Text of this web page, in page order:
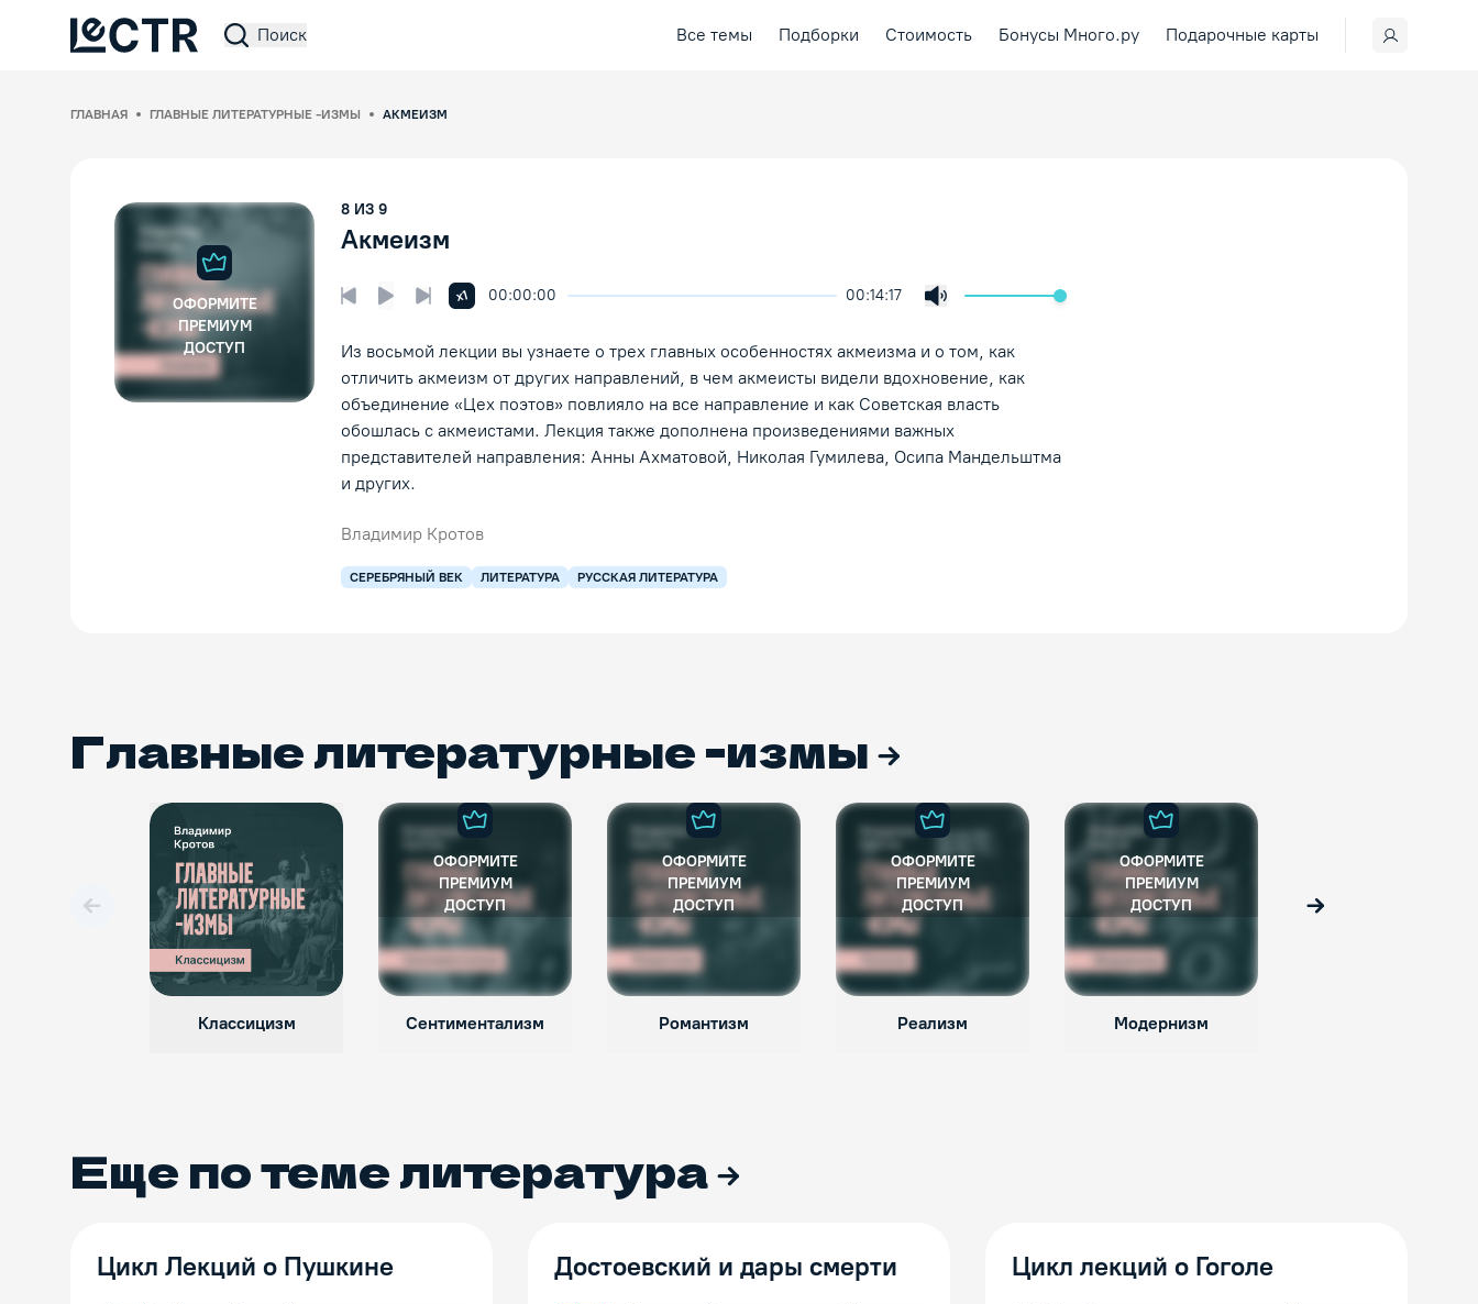
Поиск Все темы Подборки Стоимость Бонусы Много.ру Подарочные карты
ГЛАВНАЯ ГЛАВНЫЕ ЛИТЕРАТУРНЫЕ -ИЗМЫ АКМЕИЗМ
ОФОРМИТЕ
ПРЕМИУМ
ДОСТУП
8 ИЗ 9
Акмеизм
00:00:00 00:14:17
Предыдущая лекцияСледующая лекция
x1Увеличить скорость воспроизведения
Из восьмой лекции вы узнаете о трех главных особенностях акмеизма и о том, как
отличить акмеизм от других направлений, в чем акмеисты видели вдохновение, как
объединение «Цех поэтов» повлияло на все направление и как Советская власть
обошлась с акмеистами. Лекция также дополнена произведениями важных
представителей направления: Анны Ахматовой, Николая Гумилева, Осипа Мандельштма
и других.
Владимир Кротов
СЕРЕБРЯНЫЙ ВЕК ЛИТЕРАТУРА РУССКАЯ ЛИТЕРАТУРА
Главные литературные -измы
Вперед
Классицизм
ОФОРМИТЕ
ПРЕМИУМ
ДОСТУП
Сентиментализм
ОФОРМИТЕ
ПРЕМИУМ
ДОСТУП
Романтизм
ОФОРМИТЕ
ПРЕМИУМ
ДОСТУП
Реализм
ОФОРМИТЕ
ПРЕМИУМ
ДОСТУП
Модернизм
Вперед
Еще по темелитература
Цикл Лекций о Пушкине Достоевский и дары смерти Цикл лекций о Гоголе